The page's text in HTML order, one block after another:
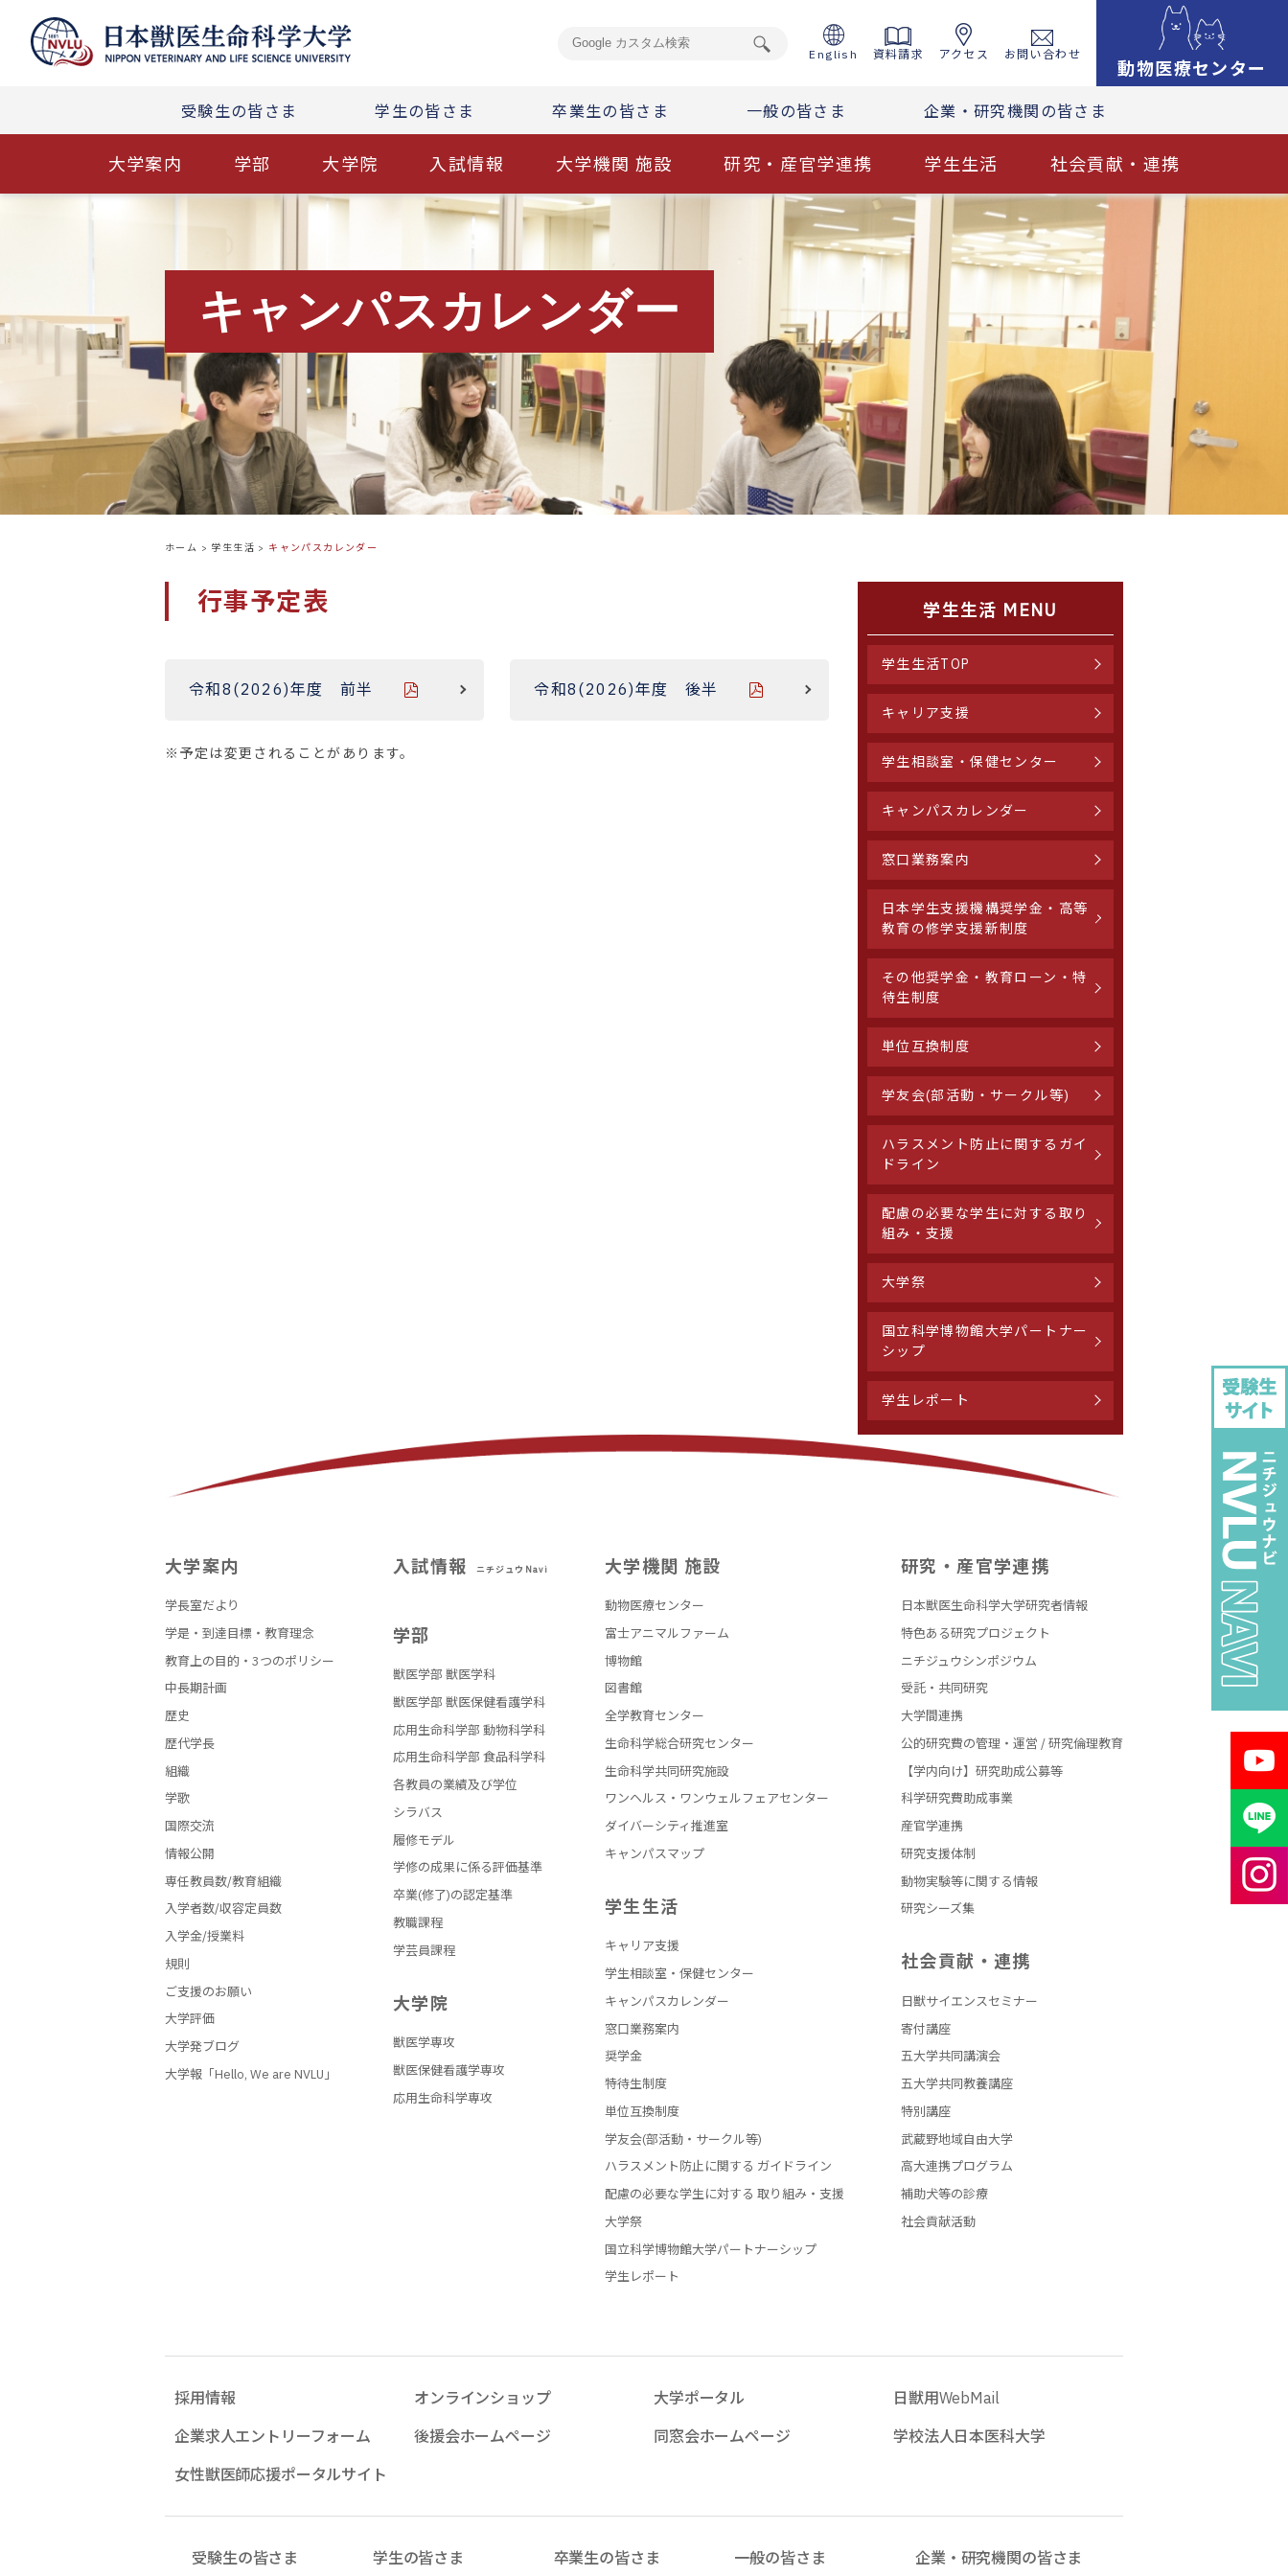
English 資料請求 アクセス お問い合わせ
動物医療センター
受験生の皆さま 学生の皆さま 卒業生の皆さま 一般の皆さま 企業・研究機関の皆さま
大学案内 学部 大学院 入試情報 大学機関 施設 研究・産官学連携 学生生活 社会貢献・連携
キャンパスカレンダー
ホーム > 学生生活 > キャンパスカレンダー
行事予定表
令和8(2026)年度 前半 令和8(2026)年度 後半
※予定は変更されることがあります。
学生生活 MENU
学生生活TOP
キャリア支援
学生相談室・保健センター
キャンパスカレンダー
窓口業務案内
日本学生支援機構奨学金・高等
教育の修学支援新制度
その他奨学金・教育ローン・特
待生制度
単位互換制度
学友会(部活動・サークル等)
ハラスメント防止に関するガイ
ドライン
配慮の必要な学生に対する取り
組み・支援
大学祭
国立科学博物館大学パートナー
シップ
学生レポート
大学案内
学長室だより
学是・到達目標・教育理念
教育上の目的・3つのポリシー
中長期計画
歴史
歴代学長
組織
学歌
国際交流
情報公開
専任教員数/教育組織
入学者数/収容定員数
入学金/授業料
規則
ご支援のお願い
大学評価
大学発ブログ
大学報「Hello, We are NVLU」
入試情報 ニチジュウNavi
学部
獣医学部 獣医学科
獣医学部 獣医保健看護学科
応用生命科学部 動物科学科
応用生命科学部 食品科学科
各教員の業績及び学位
シラバス
履修モデル
学修の成果に係る評価基準
卒業(修了)の認定基準
教職課程
学芸員課程
大学院
獣医学専攻
獣医保健看護学専攻
応用生命科学専攻
大学機関 施設
動物医療センター
富士アニマルファーム
博物館
図書館
全学教育センター
生命科学総合研究センター
生命科学共同研究施設
ワンヘルス・ワンウェルフェアセンター
ダイバーシティ推進室
キャンパスマップ
学生生活
キャリア支援
学生相談室・保健センター
キャンパスカレンダー
窓口業務案内
奨学金
特待生制度
単位互換制度
学友会(部活動・サークル等)
ハラスメント防止に関する ガイドライン
配慮の必要な学生に対する 取り組み・支援
大学祭
国立科学博物館大学パートナーシップ
学生レポート
研究・産官学連携
日本獣医生命科学大学研究者情報
特色ある研究プロジェクト
ニチジュウシンポジウム
受託・共同研究
大学間連携
公的研究費の管理・運営 / 研究倫理教育
【学内向け】研究助成公募等
科学研究費助成事業
産官学連携
研究支援体制
動物実験等に関する情報
研究シーズ集
社会貢献・連携
日獣サイエンスセミナー
寄付講座
五大学共同講演会
五大学共同教養講座
特別講座
武蔵野地域自由大学
高大連携プログラム
補助犬等の診療
社会貢献活動
採用情報 オンラインショップ 大学ポータル
日獣用WebMail
企業求人エントリーフォーム
後援会ホームページ 同窓会ホームページ
学校法人日本医科大学
女性獣医師応援ポータルサイト
受験生の皆さま 学生の皆さま 卒業生の皆さま 一般の皆さま 企業・研究機関の皆さま